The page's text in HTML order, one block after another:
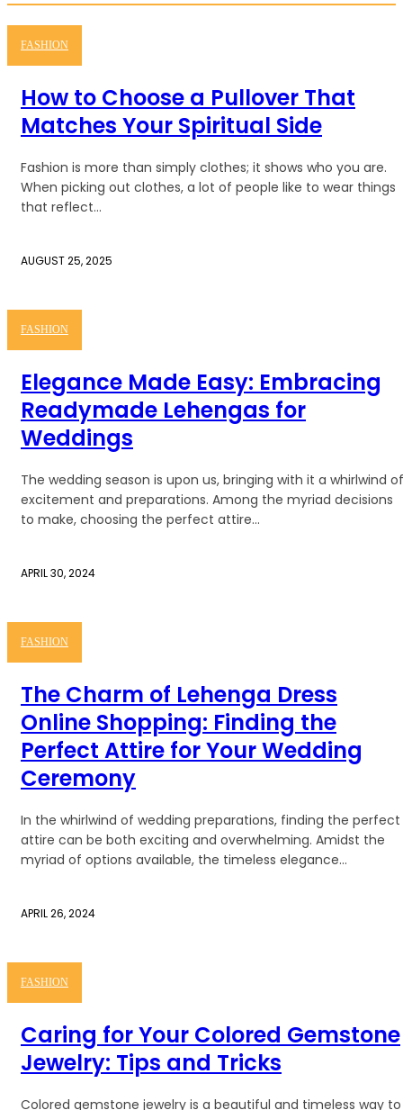
FASHION
How to Choose a Pullover That
Matches Your Spiritual Side
Fashion is more than simply clothes; it shows who you are.
When picking out clothes, a lot of people like to wear things
that reflect...
AUGUST 25, 2025
FASHION
Elegance Made Easy: Embracing
Readymade Lehengas for
Weddings
The wedding season is upon us, bringing with it a whirlwind of
excitement and preparations. Among the myriad decisions
to make, choosing the perfect attire...
APRIL 30, 2024
FASHION
The Charm of Lehenga Dress
Online Shopping: Finding the
Perfect Attire for Your Wedding
Ceremony
In the whirlwind of wedding preparations, finding the perfect
attire can be both exciting and overwhelming. Amidst the
myriad of options available, the timeless elegance...
APRIL 26, 2024
FASHION
Caring for Your Colored Gemstone
Jewelry: Tips and Tricks
Colored gemstone jewelry is a beautiful and timeless way to